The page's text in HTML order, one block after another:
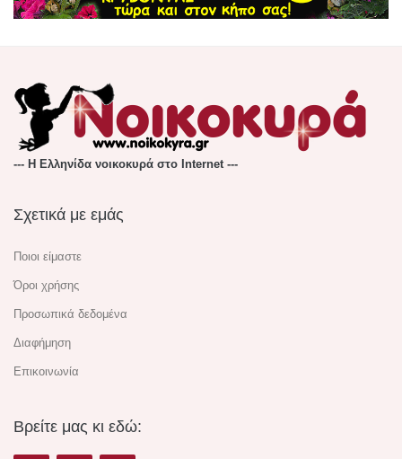
--- Η Ελληνίδα νοικοκυρά στο Internet ---
Σχετικά με εμάς
Ποιοι είμαστε
Όροι χρήσης
Προσωπικά δεδομένα
Διαφήμηση
Επικοινωνία
Βρείτε μας κι εδώ: